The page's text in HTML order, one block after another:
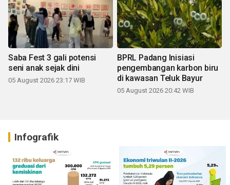
Saba Fest 3 gali potensi
seni anak sejak dini
05 August 2026 23:17 WIB
BPRL Padang Inisiasi
pengembangan karbon biru
di kawasan Teluk Bayur
05 August 2026 20:42 WIB
Infografik